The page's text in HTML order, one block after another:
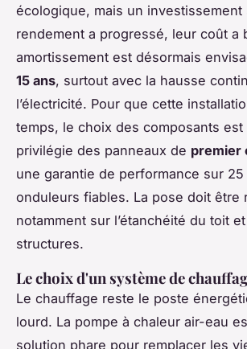
écologique, mais un investissement
rendement a progressé, leur coût a
amortissement est désormais
15 ans, surtout avec la hausse
l’électricité. Pour que cette
temps, le choix des composants est
privilégie des panneaux de premier
une garantie de performance sur
onduleurs fiables. La pose doit être
notamment sur l’étanchéité du toit
structures.
Le choix d'un système de
Le chauffage reste le poste
lourd. La pompe à chaleur air-eau
solution phare pour remplacer les